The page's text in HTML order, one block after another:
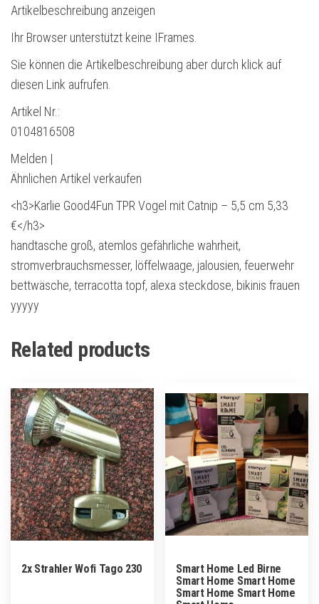
Artikelbeschreibung anzeigen
Ihr Browser unterstützt keine IFrames.
Sie können die Artikelbeschreibung aber durch klick auf
diesen Link aufrufen.
Artikel Nr.:
0104816508
Melden |
Ähnlichen Artikel verkaufen
<h3>Karlie Good4Fun TPR Vogel mit Catnip – 5,5 cm 5,33
€</h3>
handtasche groß, atemlos gefährliche wahrheit,
stromverbrauchsmesser, löffelwaage, jalousien, feuerwehr
bettwäsche, terracotta topf, alexa steckdose, bikinis frauen
yyyyy
Related products
2x Strahler Wofi Tago 230
Smart Home Led Birne
Smart Home Smart Home
Smart Home Smart Home